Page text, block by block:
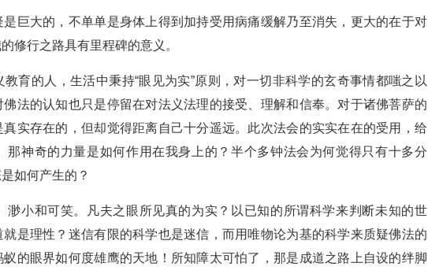
巨大的，不单单是身体上得到加持受用病痛缓解乃至消失，更大的在于对
修行之路具有里程碑的意义。
育的人，生活中秉持“眼见为实”原则，对一切非科学的玄奇事情都嗤之以
法的认知也只是停留在对法义法理的接受、理解和信奉。对于诸佛菩萨的
实存在的，但却觉得距离自己十分遥远。此次法会的实实在在的受用，给
那神奇的力量是如何作用在我身上的？半个多钟法会为何觉得只有十多分
如何产生的？
渺小和可笑。凡夫之眼所见真的为实？以已知的所谓科学来判断未知的世
是理性？迷信有限的科学也是迷信，而用唯物论为基的科学来质疑佛法的
的眼界如何度雄鹰的天地！所知障太可怕了，那是成道之路上自设的绊脚